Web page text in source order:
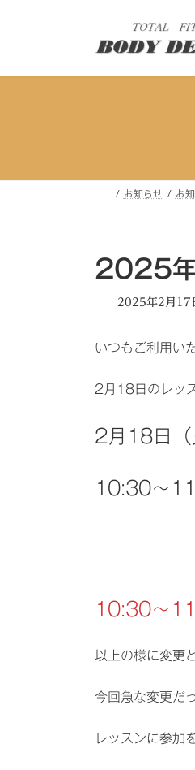
プ
動
お知らせ お
2025年
2025年2月17
いつもご利用い
2月18日のレッ
2月18日（
10:30～
10:30～
以上の様に変更
今回急な変更だ
レッスンに参加